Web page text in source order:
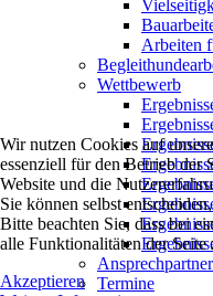
Arbeiten
Wettbewerb
Termine
Wir nutzen Cookies auf
essenziell für den Betrieb der
Website und die
Sie können selbst
Bitte beachten Sie, dass bei
alle Funktionalitäten der Seite
Akzeptieren